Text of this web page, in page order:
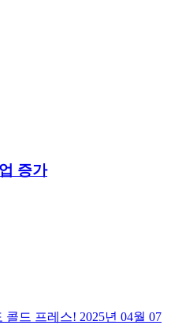
증가
콜드 프레스! 2025년 04월 07